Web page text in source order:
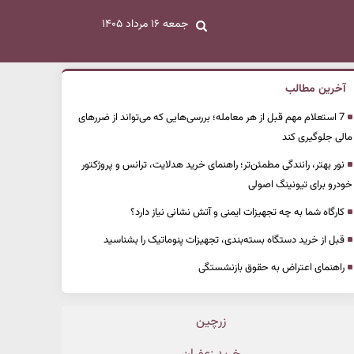
جمعه ۱۶ مرداد ۱۴۰۵
آخرین مطالب
7 استعلام مهم قبل از هر معامله؛ بررسی‌هایی که می‌تواند از ضررهای
مالی جلوگیری کند
نور بهتر، رانندگی مطمئن‌تر؛ راهنمای خرید هدلایت، ترانس و پروژکتور
خودرو برای تیونینگ اصولی
کارگاه شما به چه تجهیزات ایمنی و آتش نشانی نیاز دارد؟
قبل از خرید دستگاه بسته‌بندی، تجهیزات پنوماتیک را بشناسید
راهنمای اعتراض به حقوق بازنشستگی
زرچین